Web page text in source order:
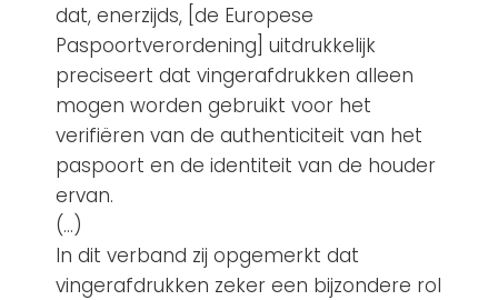
dat, enerzijds, [de Europese
Paspoortverordening] uitdrukkelijk
preciseert dat vingerafdrukken alleen
mogen worden gebruikt voor het
verifiëren van de authenticiteit van het
paspoort en de identiteit van de houder
ervan.
(…)
In dit verband zij opgemerkt dat
vingerafdrukken zeker een bijzondere rol